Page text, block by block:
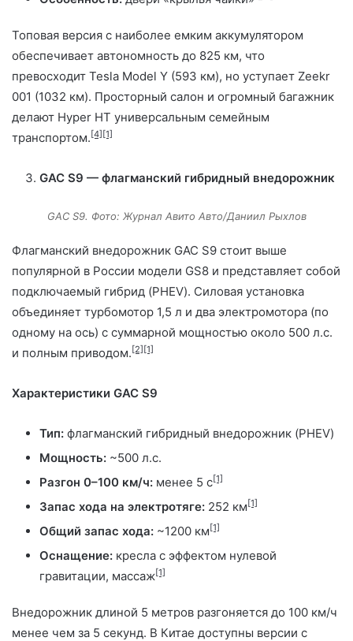
Топовая версия с наиболее емким аккумулятором
обеспечивает автономность до 825 км, что
превосходит Tesla Model Y (593 км), но уступает Zeekr
001 (1032 км). Просторный салон и огромный багажник
делают Hyper HT универсальным семейным
транспортом. [4] [1]
GAC S9 — флагманский гибридный внедорожник
GAC S9. Фото: Журнал Авито Авто/Даниил Рыхлов
Флагманский внедорожник GAC S9 стоит выше
популярной в России модели GS8 и представляет собой
подключаемый гибрид (PHEV). Силовая установка
объединяет турбомотор 1,5 л и два электромотора (по
одному на ось) с суммарной мощностью около 500 л.с.
и полным приводом. [2] [1]
Характеристики GAC S9
Тип: флагманский гибридный внедорожник (PHEV)
Мощность: ~500 л.с.
Разгон 0–100 км/ч: менее 5 с[1]
Запас хода на электротяге: 252 км [1]
Общий запас хода: ~1200 км [1]
Оснащение: кресла с эффектом нулевой
гравитации, массаж[1]
Внедорожник длиной 5 метров разгоняется до 100 км/ч
менее чем за 5 секунд. В Китае доступны версии с